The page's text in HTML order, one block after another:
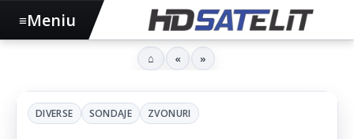
DIVERSE SONDAJE ZVONURI
≡Meniu
⌂ « »